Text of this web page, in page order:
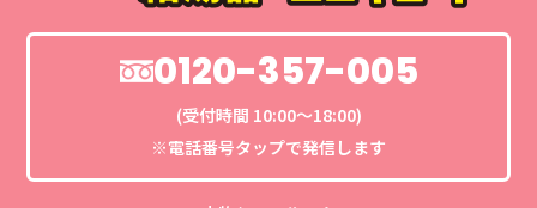
0120-357-005
(受付時間 10:00〜18:00)
※電話番号タップで発信します